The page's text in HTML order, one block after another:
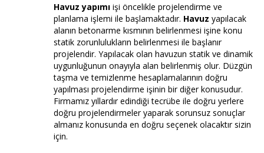
Havuz yapımı işi öncelikle projelendirme ve
planlama işlemi ile başlamaktadır. Havuz yapılacak
alanın betonarme kısmının belirlenmesi işine konu
statik zorunlulukların belirlenmesi ile başlanır
projelendir. Yapılacak olan havuzun statik ve dinamik
uygunluğunun onayıyla alan belirlenmiş olur. Düzgün
taşma ve temizlenme hesaplamalarının doğru
yapılması projelendirme işinin bir diğer konusudur.
Firmamız yıllardır edindiği tecrübe ile doğru yerlere
doğru projelendirmeler yaparak sorunsuz sonuçlar
almanız konusunda en doğru seçenek olacaktır sizin
için.